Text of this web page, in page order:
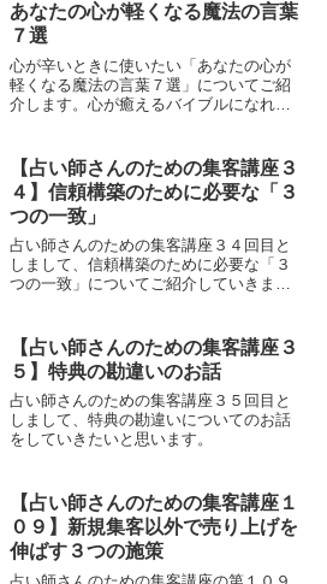
あなたの心が軽くなる魔法の言葉
７選
心が辛いときに使いたい「あなたの心が
軽くなる魔法の言葉７選」についてご紹
介します。心が癒えるバイブルになれば
【占い師さんのための集客講座３
４】信頼構築のために必要な「３
つの一致」
占い師さんのための集客講座３４回目と
しまして、信頼構築のために必要な「３
つの一致」についてご紹介していきま
【占い師さんのための集客講座３
５】特典の勘違いのお話
占い師さんのための集客講座３５回目と
しまして、特典の勘違いについてのお話
をしていきたいと思います。
【占い師さんのための集客講座１
０９】新規集客以外で売り上げを
伸ばす３つの施策